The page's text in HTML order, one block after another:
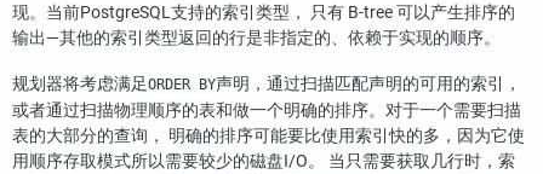
现。当前PostgreSQL支持的索引类型， 只有 B-tree 可以产生排序的
输出—其他的索引类型返回的行是非指定的、依赖于实现的顺序。
规划器将考虑满足ORDER BY声明，通过扫描匹配声明的可用的索引，
或者通过扫描物理顺序的表和做一个明确的排序。对于一个需要扫描
表的大部分的查询， 明确的排序可能要比使用索引快的多，因为它使
用顺序存取模式所以需要较少的磁盘I/O。 当只需要获取几行时，索